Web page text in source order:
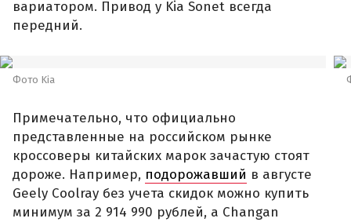
вариатором. Привод у Kia Sonet всегда
передний.
Фото Kia
Примечательно, что официально
представленные на российском рынке
кроссоверы китайских марок зачастую стоят
дороже. Например, подорожавший в августе
Geely Coolray без учета скидок можно купить
минимум за 2 914 990 рублей, а Changan